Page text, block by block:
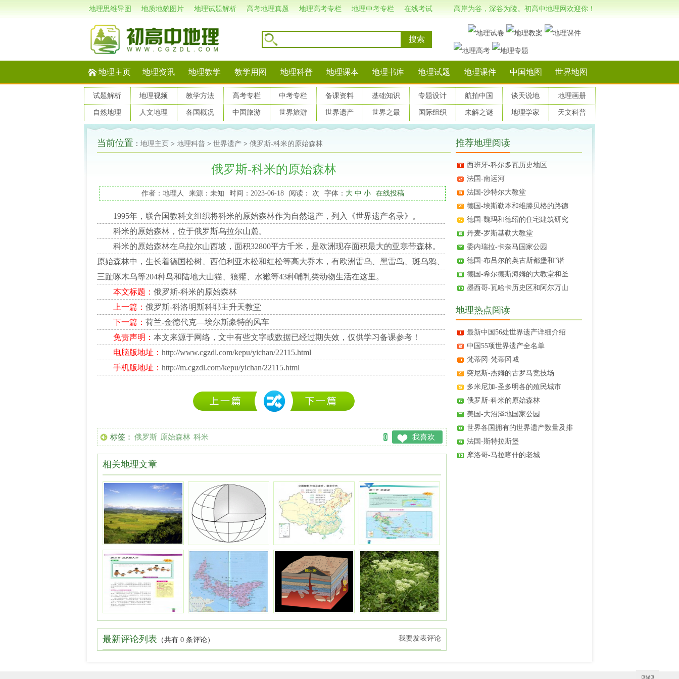
地理思维导图 地质地貌图片 地理试题解析 高考地理真题 地理高考专栏 地理中考专栏 在线考试 高岸为谷，深谷为陵。初高中地理网欢迎你！
搜索
地理主页 地理资讯 地理教学 教学用图 地理科普 地理课本 地理书库 地理试题 地理课件 中国地图 世界地图
试题解析 地理视频 教学方法 高考专栏 中考专栏 备课资料 基础知识 专题设计 航拍中国 谈天说地 地理画册
自然地理 人文地理 各国概况 中国旅游 世界旅游 世界遗产 世界之最 国际组织 未解之谜 地理学家 天文科普
当前位置 ： 地理主页 > 地理科普 > 世界遗产 > 俄罗斯-科米的原始森林
俄罗斯-科米的原始森林
作者：地理人 来源：未知 时间：2023-06-18 阅读： 次 字体： 大 中 小 在线投稿
1995年，联合国教科文组织将科米的原始森林作为自然遗产，列入《世界遗产名录》。
科米的原始森林，位于俄罗斯乌拉尔山麓。
科米的原始森林在乌拉尔山西坡，面积32800平方千米，是欧洲现存面积最大的亚寒带森林。
原始森林中，生长着德国松树、西伯利亚木松和红松等高大乔木，有欧洲雷乌、黑雷鸟、斑乌鸦、
三趾啄木乌等204种鸟和陆地大山猫、狼獾、水獭等43种哺乳类动物生活在这里。
本文标题： 俄罗斯-科米的原始森林
上一篇： 俄罗斯-科洛明斯科耶主升天教堂
下一篇： 荷兰-金德代克—埃尔斯豪特的风车
免责声明： 本文来源于网络，文中有些文字或数据已经过期失效，仅供学习备课参考！
电脑版地址： http://www.cgzdl.com/kepu/yichan/22115.html
手机版地址： http://m.cgzdl.com/kepu/yichan/22115.html
标签： 俄罗斯 原始森林 科米 0 我喜欢
相关地理文章
最新评论列表 （共有 0 条评论） 我要发表评论
推荐地理阅读
西班牙-科尔多瓦历史地区
法国-南运河
法国-沙特尔大教堂
德国-埃斯勒本和维滕贝格的路德
德国-魏玛和德绍的住宅建筑研究
丹麦-罗斯基勒大教堂
委内瑞拉-卡奈马国家公园
德国-布吕尔的奥古斯都堡和“谐
德国-希尔德斯海姆的大教堂和圣
墨西哥-瓦哈卡历史区和阿尔万山
地理热点阅读
最新中国56处世界遗产详细介绍
中国55项世界遗产全名单
梵蒂冈-梵蒂冈城
突尼斯-杰姆的古罗马竞技场
多米尼加-圣多明各的殖民城市
俄罗斯-科米的原始森林
美国-大沼泽地国家公园
世界各国拥有的世界遗产数量及排
法国-斯特拉斯堡
摩洛哥-马拉喀什的老城